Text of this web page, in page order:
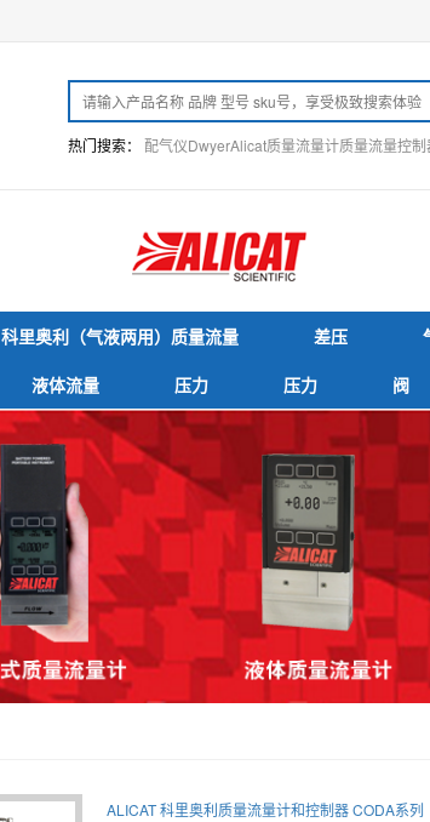
热门搜索： 配气仪DwyerAlicat质量流量计质量流量控制
科里奥利（气液两用）质量流量 差压
液体流量
压力 压力 阀
ALICAT 科里奥利质量流量计和控制器 CODA系列